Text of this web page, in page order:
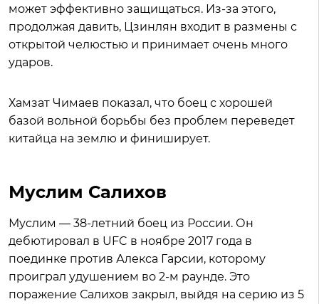
может эффективно защищаться. Из-за этого,
продолжая давить, Цзинлян входит в размены с
открытой челюстью и принимает очень много
ударов.
Хамзат Чимаев показал, что боец с хорошей
базой вольной борьбы без проблем переведет
китайца на землю и финиширует.
Муслим Салихов
Муслим — 38-летний боец из России. Он
дебютировал в UFC в ноябре 2017 года в
поединке против Алекса Гарсии, которому
проиграл удушением во 2-м раунде. Это
поражение Салихов закрыл, выйдя на серию из 5